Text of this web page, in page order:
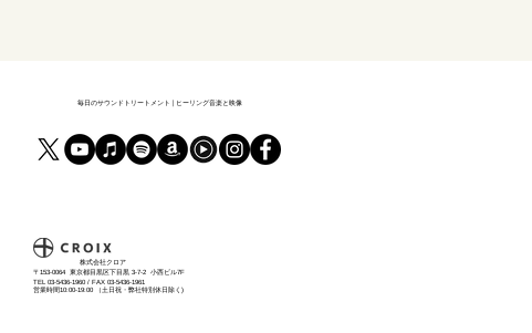
毎日のサウンドトリートメント | ヒーリング音楽と映像
​株式会社クロア
〒153-0064 東京都目黒区下目黒 3-7-2 小西ビル7F
TEL 03-5436-1960 / FAX 03-5436-1961
営業時間10:00-19:00 （土日祝・弊社特別休日除く)